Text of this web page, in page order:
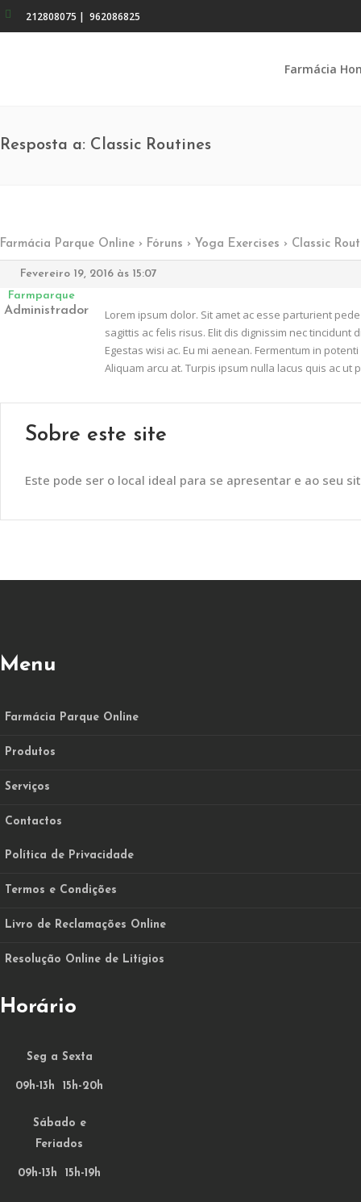
212808075 | 962086825
Farmácia
Resposta a: Classic Routines
Farmácia Parque Online › Fóruns › Yoga Exercises › Classic
Fevereiro 19, 2016 às 15:07
Farmparque
Administrador
Lorem ipsum dolor. Sit amet ac esse parturient
sagittis ac felis risus. Elit dis dignissim nec
Egestas wisi ac. Eu mi aenean. Fermentum in
Aliquam arcu at. Turpis ipsum nulla lacus quis ac ut
Sobre este site
Este pode ser o local ideal para se apresentar e ao seu
Menu
Farmácia Parque Online
Produtos
Serviços
Contactos
Política de Privacidade
Termos e Condições
Livro de Reclamações Online
Resolução Online de Litígios
Horário
Seg a Sexta
09h-13h 15h-20h
Sábado e
Feriados
09h-13h 15h-19h